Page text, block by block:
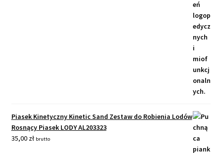
Piasek Kinetyczny Kinetic Sand Zestaw do Robienia Lodów
Rosnący Piasek LODY AL203323
35,00 zł brutto